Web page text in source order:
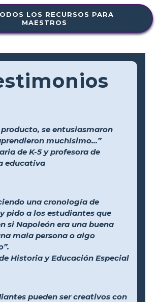
LOS RECURSOS PARA
MAESTROS
producto, se entusiasmaron
muchísimo...”
de K-5 y profesora de
educativa
una cronología de
pido a los estudiantes que
si Napoleón era una buena
mala persona o algo
Historia y Educación Especial
pueden ser creativos con